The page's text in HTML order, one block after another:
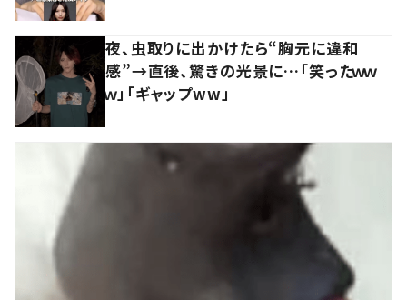
夜、虫取りに出かけたら“胸元に違和
感”→直後、驚きの光景に…「笑ったｗｗ
ｗ」「ギャップww」